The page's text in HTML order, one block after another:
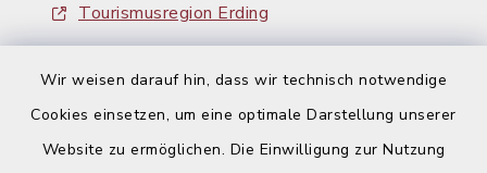
Wir weisen darauf hin, dass wir technisch notwendige
Cookies einsetzen, um eine optimale Darstellung unserer
Website zu ermöglichen. Die Einwilligung zur Nutzung
Tourismusregion Erding